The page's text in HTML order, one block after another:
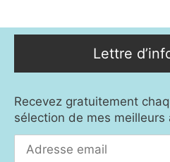
Lettre
Recevez gratuitement
sélection de mes meilleurs